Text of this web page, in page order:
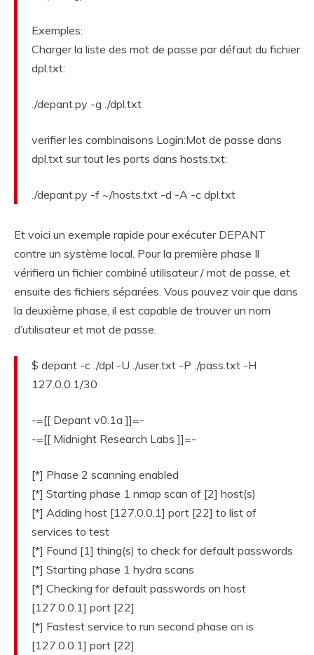
Exemples:
Charger la liste des mot de passe par défaut du fichier
dpl.txt:
./depant.py -g ./dpl.txt
verifier les combinaisons Login:Mot de passe dans
dpl.txt sur tout les ports dans hosts.txt:
./depant.py -f ~/hosts.txt -d -A -c dpl.txt
Et voici un exemple rapide pour exécuter DEPANT
contre un système local. Pour la première phase Il
vérifiera un fichier combiné utilisateur / mot de passe, et
ensuite des fichiers séparées. Vous pouvez voir que dans
la deuxième phase, il est capable de trouver un nom
d’utilisateur et mot de passe.
$ depant -c ./dpl -U ./user.txt -P ./pass.txt -H
127.0.0.1/30
-=[[ Depant v0.1a ]]=-
-=[[ Midnight Research Labs ]]=-
[*] Phase 2 scanning enabled
[*] Starting phase 1 nmap scan of [2] host(s)
[*] Adding host [127.0.0.1] port [22] to list of
services to test
[*] Found [1] thing(s) to check for default passwords
[*] Starting phase 1 hydra scans
[*] Checking for default passwords on host
[127.0.0.1] port [22]
[*] Fastest service to run second phase on is
[127.0.0.1] port [22]